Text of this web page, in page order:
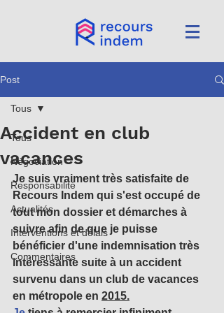
Post
Tous
Négociation
Responsabilité
Actualités
Interventions et délais
Commentaires
Tous
Accident en club
vacances
Je suis vraiment très satisfaite de
Recours Indem qui s'est occupé de
tout mon dossier et démarches à
suivre afin de que je puisse
bénéficier d'une indemnisation très
intéressante suite à un accident
survenu dans un club de vacances
en métropole en 2015.